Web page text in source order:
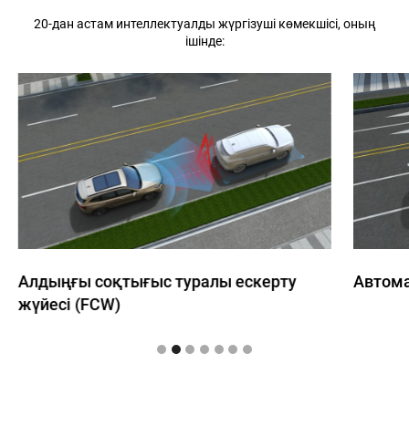
20-дан астам интеллектуалды жүргізуші көмекшісі, оның
ішінде:
Алдыңғы соқтығыс туралы ескерту
жүйесі (FCW)